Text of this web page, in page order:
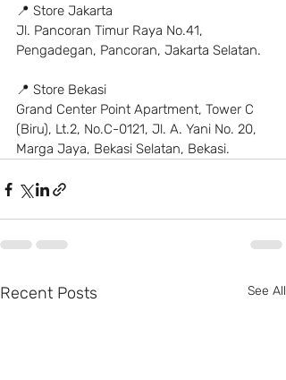
📍 Store Jakarta
Jl. Pancoran Timur Raya No.41,
Pengadegan, Pancoran, Jakarta Selatan.
📍 Store Bekasi
Grand Center Point Apartment, Tower C
(Biru), Lt.2, No.C-0121, Jl. A. Yani No. 20,
Marga Jaya, Bekasi Selatan, Bekasi.
Recent Posts See All